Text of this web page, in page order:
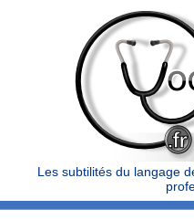
Les subtilités du langage